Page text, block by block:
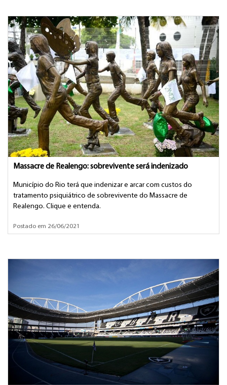
Massacre de Realengo: sobrevivente será indenizado
Município do Rio terá que indenizar e arcar com custos do
tratamento psiquiátrico de sobrevivente do Massacre de
Realengo. Clique e entenda.
Postado em 26/06/2021